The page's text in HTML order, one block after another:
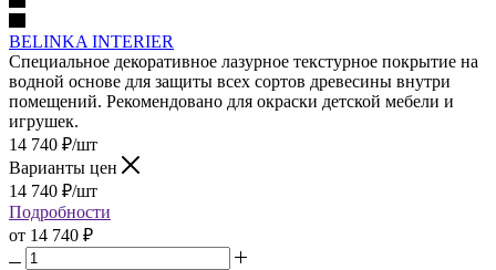
BELINKA INTERIER
Специальное декоративное лазурное текстурное покрытие на
водной основе для защиты всех сортов древесины внутри
помещений. Рекомендовано для окраски детской мебели и
игрушек.
14 740 ₽/шт
Варианты цен
14 740 ₽/шт
Подробности
от 14 740 ₽